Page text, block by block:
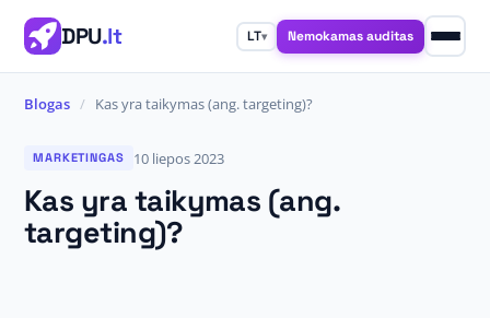
DPU.lt LT▾ Nemokamas auditas
Blogas / Kas yra taikymas (ang. targeting)?
MARKETINGAS 10 liepos 2023
Kas yra taikymas (ang.
targeting)?